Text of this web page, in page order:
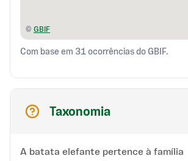
© GBIF
Com base em 31 ocorrências do GBIF.
Taxonomia
A batata elefante pertence à família